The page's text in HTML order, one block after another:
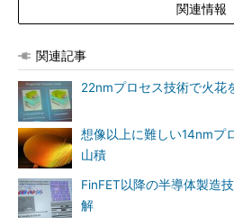
関連情報
関連記事
22nmプロセス技術で火花
想像以上に難しい14nmプ
山積
FinFET以降の半導体製造
解